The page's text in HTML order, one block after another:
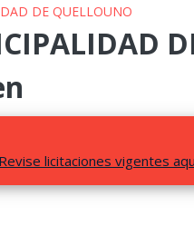
DE QUELLOUNO
Revise licitaciones vigentes